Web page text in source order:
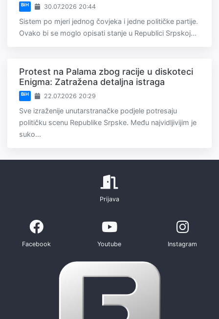
BiH 30.07.2026 20:44
Sistem po mjeri jednog čovjeka i jedne političke partije.
Ovako bi se moglo opisati stanje u Republici Srpskoj...
Protest na Palama zbog racije u diskoteci
Enigma: Zatražena detaljna istraga
BiH 22.07.2026 20:29
Sve izraženije unutarstranačke podjele potresaju
političku scenu Republike Srpske. Među najvidljivijim je
suko...
Prijava
Facebook Youtube Instagram